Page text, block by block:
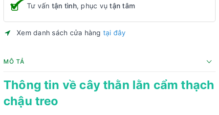
Tư vấn tận tình, phục vụtận tâm
Xem danh sách cửa hàng tại đây
MÔ TẢ
Thông tin về cây thằn lằn cẩm thạch
chậu treo